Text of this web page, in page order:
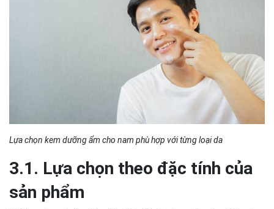
Lựa chọn kem dưỡng ẩm cho nam phù hợp với từng loại da
3.1. Lựa chọn theo đặc tính của
sản phẩm